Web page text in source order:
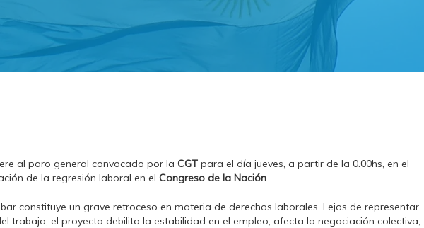
al paro general convocado por la CGT para el día jueves, a partir de la 0.00hs, en el
de la regresión laboral en el Congreso de la Nación.
constituye un grave retroceso en materia de derechos laborales. Lejos de representar
trabajo, el proyecto debilita la estabilidad en el empleo, afecta la negociación colectiva,